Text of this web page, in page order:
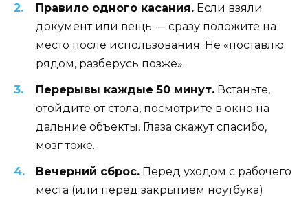
Правило одного касания. Если взяли
документ или вещь — сразу положите на
место после использования. Не «поставлю
рядом, разберусь позже».
Перерывы каждые 50 минут. Встаньте,
отойдите от стола, посмотрите в окно на
дальние объекты. Глаза скажут спасибо,
мозг тоже.
Вечерний сброс. Перед уходом с рабочего
места (или перед закрытием ноутбука)